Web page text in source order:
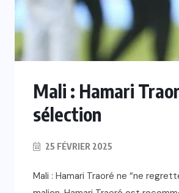
Mali : Hamari
sélection
25 FÉVRIER 2025
Mali : Hamari Traoré ne “ne